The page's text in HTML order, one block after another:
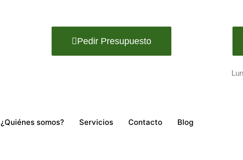
Pedir Presupuesto
¿Quiénes somos? Servicios Contacto Blog